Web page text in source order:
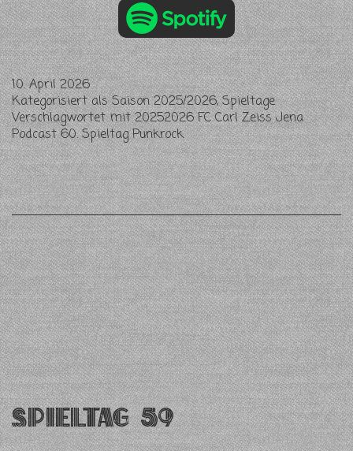
10. April 2026
Kategorisiert alsSaison 2025/2026,Spieltage
Verschlagwortet mit20252026 FC Carl Zeiss Jena
Podcast 60. Spieltag Punkrock
Spieltag 59